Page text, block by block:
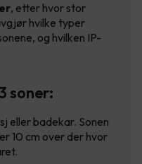
, etter hvor stor
hvilke typer
og hvilken IP-
soner:
eller badekar. Sonen
10 cm over der hvor